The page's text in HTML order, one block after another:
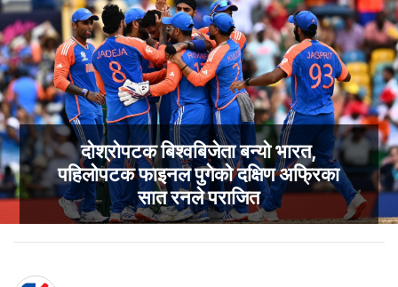
दोश्रोपटक बिश्वबिजेता बन्यो भारत,
पहिलोपटक फाइनल पुगेको दक्षिण अफ्रिका
सात रनले पराजित